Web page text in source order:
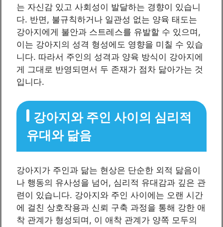
는 자신감 있고 사회성이 발달하는 경향이 있습니
다. 반면, 불규칙하거나 일관성 없는 양육 태도는
강아지에게 불안과 스트레스를 유발할 수 있으며,
이는 강아지의 성격 형성에도 영향을 미칠 수 있습
니다. 따라서 주인의 성격과 양육 방식이 강아지에
게 그대로 반영되면서 두 존재가 점차 닮아가는 것
입니다.
강아지와 주인 사이의 심리적
유대와 닮음
강아지가 주인과 닮는 현상은 단순한 외적 닮음이
나 행동의 유사성을 넘어, 심리적 유대감과 깊은 관
련이 있습니다. 강아지와 주인 사이에는 오랜 시간
에 걸친 상호작용과 신뢰 구축 과정을 통해 강한 애
착 관계가 형성되며, 이 애착 관계가 양쪽 모두의